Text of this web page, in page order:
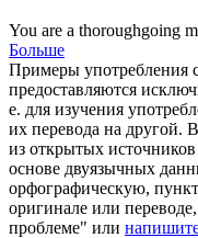
You are a thoroughgoing
Больше
Примеры употребления
предоставляются
е. для изучения
их перевода на другой.
из открытых
основе двуязычных
орфографическую,
оригинале или
проблеме" или